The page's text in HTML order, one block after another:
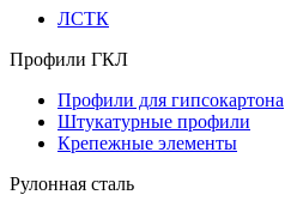
ЛСТК
Профили ГКЛ
Профили для гипсокартона
Штукатурные профили
Крепежные элементы
Рулонная сталь